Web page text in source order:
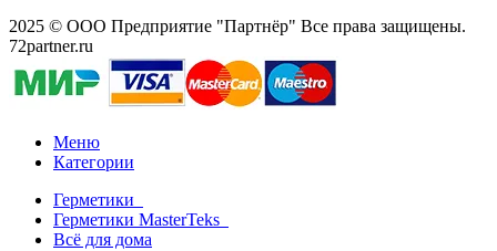
2025 © ООО Предприятие "Партнёр" Все права защищены.
72partner.ru
Меню
Категории
Герметики
Герметики MasterTeks
Всё для дома